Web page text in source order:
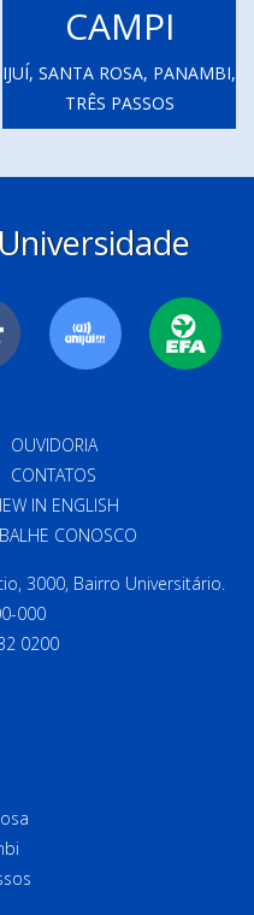
CAMPI
IJUÍ, SANTA ROSA, PANAMBI,
TRÊS PASSOS
OUVIDORIA
CONTATOS
IN ENGLISH
CONOSCO
3000, Bairro Universitário.
000
0200